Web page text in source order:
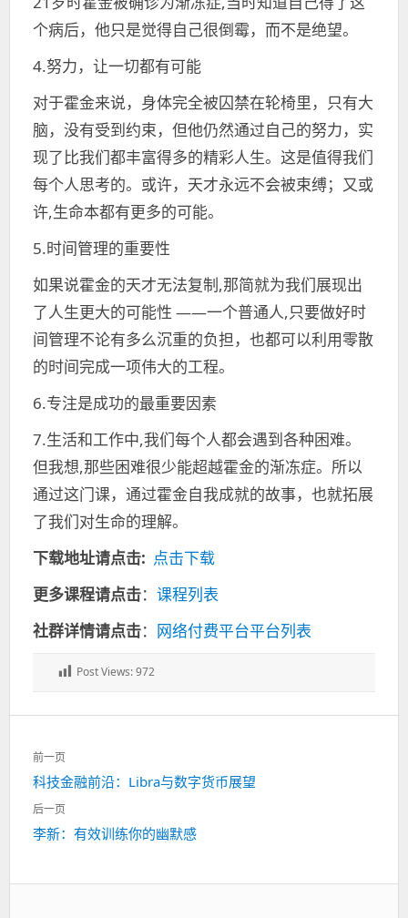
个病后，他只是觉得自己很倒霉，而不是绝望。
4.努力，让一切都有可能
对于霍金来说，身体完全被囚禁在轮椅里，只有大
脑，没有受到约束，但他仍然通过自己的努力，实
现了比我们都丰富得多的精彩人生。这是值得我们
每个人思考的。或许，天才永远不会被束缚；又或
许,生命本都有更多的可能。
5.时间管理的重要性
如果说霍金的天才无法复制,那简就为我们展现出
了人生更大的可能性 ——一个普通人,只要做好时
间管理不论有多么沉重的负担，也都可以利用零散
的时间完成一项伟大的工程。
6.专注是成功的最重要因素
7.生活和工作中,我们每个人都会遇到各种困难。
但我想,那些困难很少能超越霍金的渐冻症。所以
通过这门课，通过霍金自我成就的故事，也就拓展
了我们对生命的理解。
下载地址请点击: 点击下载
更多课程请点击： 课程列表
社群详情请点击： 网络付费平台平台列表
Post Views:972
文
章
导
航
前一页
上
一
科技金融前沿：Libra与数字货币展望
后一页
下
李新：有效训练你的幽默感